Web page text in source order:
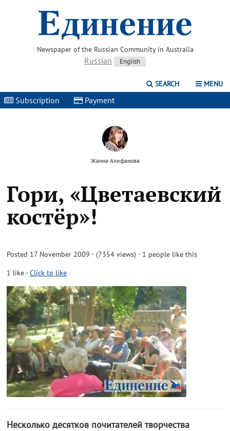
Newspaper of the Russian Community in Australia
Russian English
SEARCH MENU
Subscription | Payment |
Жанна Алифанова
Гори, «Цветаевский
костёр»!
Posted 17 November 2009 · (7354 views) · 1 people like this
1 like-Click to like
Несколько десятков почитателей творчества